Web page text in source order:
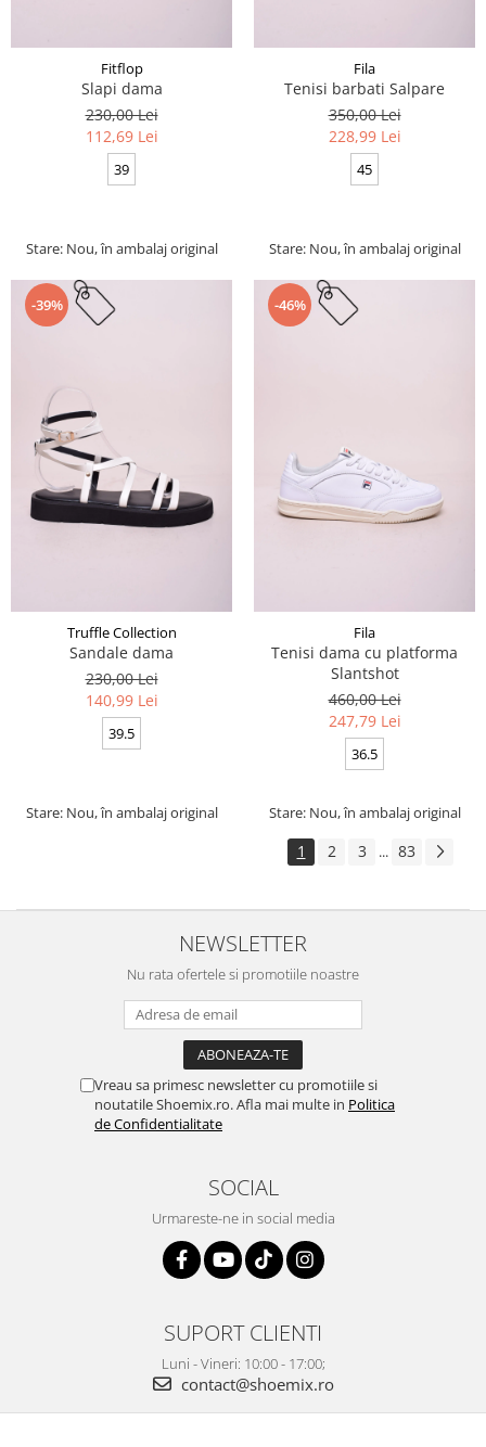
Fitflop
Slapi dama
230,00 Lei
112,69 Lei
39
Stare: Nou, în ambalaj original
Fila
Tenisi barbati Salpare
350,00 Lei
228,99 Lei
45
Stare: Nou, în ambalaj original
-39%
Truffle Collection
Sandale dama
230,00 Lei
140,99 Lei
39.5
Stare: Nou, în ambalaj original
-46%
Fila
Tenisi dama cu platforma
Slantshot
460,00 Lei
247,79 Lei
36.5
Stare: Nou, în ambalaj original
1 2 3 ... 83
NEWSLETTER
Nu rata ofertele si promotiile noastre
Vreau sa primesc newsletter cu promotiile si
noutatile Shoemix.ro. Afla mai multe in Politica
de Confidentialitate
SOCIAL
Urmareste-ne in social media
SUPORT CLIENTI
Luni - Vineri: 10:00 - 17:00;
contact@shoemix.ro